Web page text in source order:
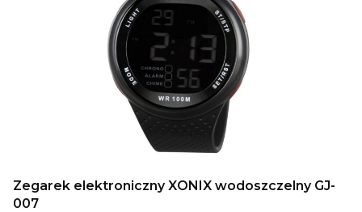
Zegarek elektroniczny XONIX wodoszczelny GJ-
007